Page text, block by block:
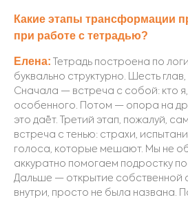
Какие этапы трансформации
при работе с тетрадью?
Елена: Тетрадь построена по
буквально структурно. Шесть
Сначала — встреча с собой: кто
особенного. Потом — опора на
это даёт. Третий этап, пожалуй,
встреча с тенью: страхи,
голоса, которые мешают. Мы не
аккуратно помогаем подростку
Дальше — открытие собственной
внутри, просто не была названа.